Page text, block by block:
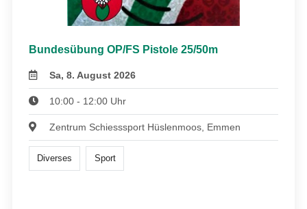
Bundesübung OP/FS Pistole 25/50m
Sa, 8. August 2026
10:00 - 12:00 Uhr
Zentrum Schiesssport Hüslenmoos, Emmen
Diverses Sport